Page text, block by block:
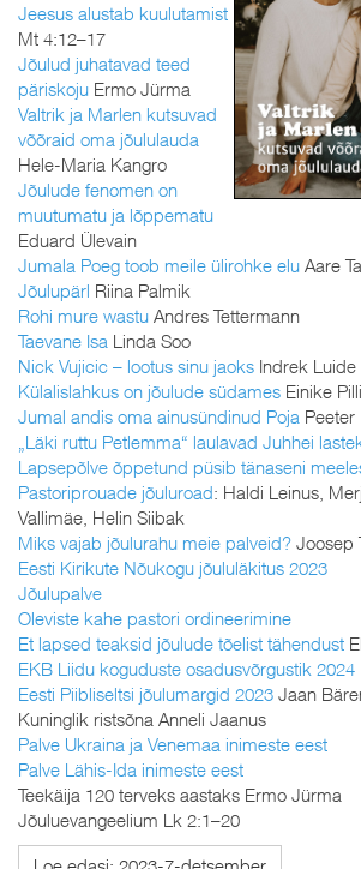
Jeesus alustab kuulutamist
Mt 4:12–17
Jõulud juhatavad teed
päriskoju Ermo Jürma
Valtrik ja Marlen kutsuvad
võõraid oma jõululauda
Hele-Maria Kangro
Jõulude fenomen on
muutumatu ja lõppematu
Eduard Ülevain
Jumala Poeg toob meile ülirohke elu Aare
Jõulupärl Riina Palmik
Rohi mure wastu Andres Tettermann
Taevane Isa Linda Soo
Nick Vujicic – lootus sinu jaoks Indrek Luide
Külalislahkus on jõulude südames Einike Pilli
Jumal andis oma ainusündinud Poja Peeter
„Läki ruttu Petlemma“ laulavad Juhhei
Lapsepõlve õppetund püsib tänaseni
Pastoriprouade jõuluroad: Haldi Leinus,
Vallimäe, Helin Siibak
Miks vajab jõulurahu meie palveid? Joosep
Eesti Kirikute Nõukogu jõululäkitus 2023
Jõulupalve
Oleviste kahe pastori ordineerimine
Et lapsed teaksid jõulude tõelist tähendust
EKB Liidu koguduste osadusvõrgustik 2024
Eesti Piibliseltsi jõulumargid 2023 Jaan
Kuninglik ristsõna Anneli Jaanus
Palve Ukraina ja Venemaa inimeste eest
Palve Lähis-Ida inimeste eest
Teekäija 120 terveks aastaks Ermo Jürma
Jõuluevangeelium Lk 2:1–20